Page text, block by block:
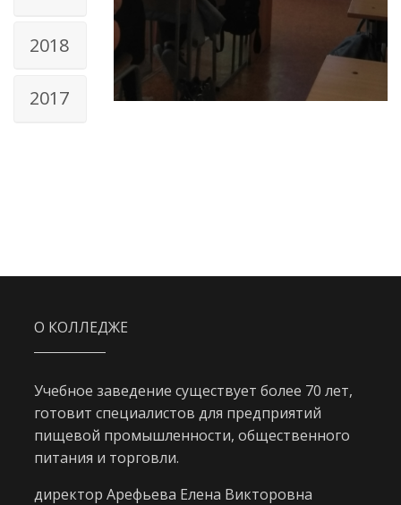
2018
2017
О КОЛЛЕДЖЕ
Учебное заведение существует более 70 лет,
готовит специалистов для предприятий
пищевой промышленности, общественного
питания и торговли.
директор Арефьева Елена Викторовна